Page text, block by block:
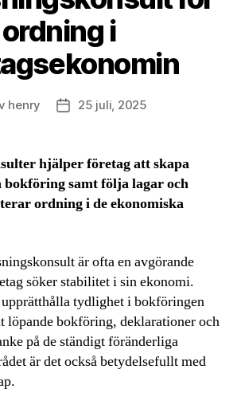
ordning i
henry Inläggsdatum
25 juli, 2025
hjälper företag att skapa
samt följa lagar och
ordning i de ekonomiska
är ofta en avgörande
söker stabilitet i sin ekonomi.
tydlighet i bokföringen
löpande bokföring, deklarationer och
på de ständigt föränderliga
är det också betydelsefullt med